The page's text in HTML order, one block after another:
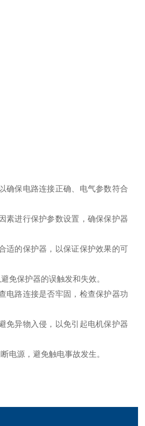
保电路连接正确、电气参数符合
进行保护参数设置，确保保护器
的保护器，以保证保护效果的可
保护器的误触发和失效。
路连接是否牢固，检查保护器功
异物入侵，以免引起电机保护器
源，避免触电事故发生。